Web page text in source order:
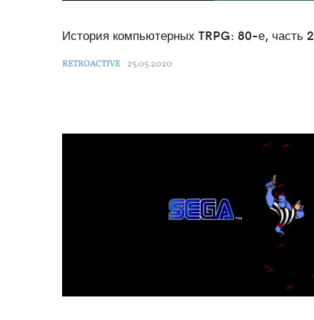
История компьютерных TRPG: 80-е, часть 2
RETROACTIVE 25.05.2020